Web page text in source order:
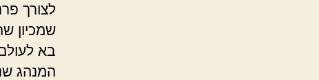
לצורך
שמכיון
בא
המנהג